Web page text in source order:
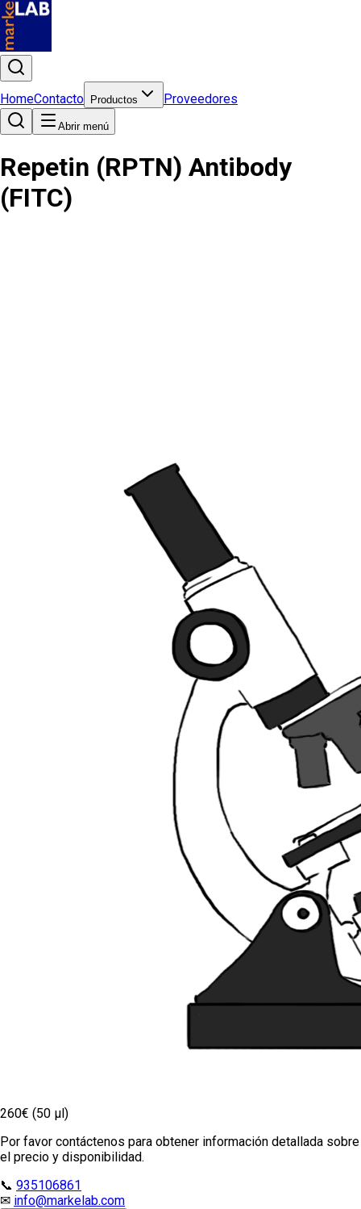
HomeContacto Productos Proveedores
Abrir menú
Repetin (RPTN) Antibody
(FITC)
260€ (50 µl)
Por favor contáctenos para obtener información detallada sobre
el precio y disponibilidad.
📞 935106861
✉ info@markelab.com